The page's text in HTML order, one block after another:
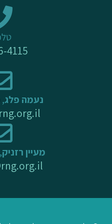
4115
נעמה פלג,
מעיין רזניק